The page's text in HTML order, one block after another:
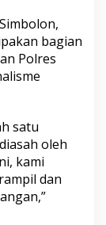
bagian
Polres
satu
oleh
kami
dan